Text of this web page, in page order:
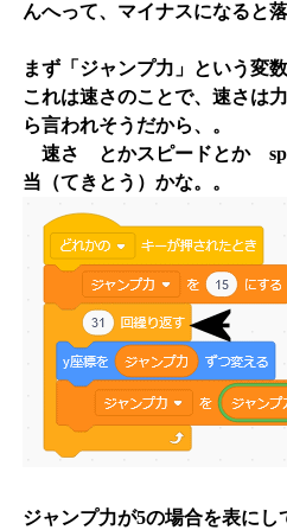
んへって、マイナスになると落
まず「ジャンプ力」という変数
これは速さのことで、速さは
ら言われそうだから、。
速さ とかスピードとか
当（てきとう）かな。。
ジャンプ力が5の場合を表にし